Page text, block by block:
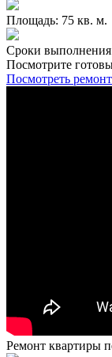
Площадь: 75 кв. м.
Сроки
Посмотрите
Посмотреть ремонт
Ремонт квартиры